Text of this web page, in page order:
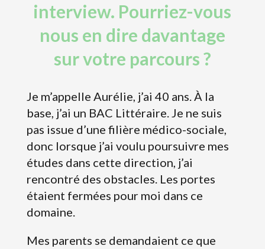
interview. Pourriez-vous
nous en dire davantage
sur votre parcours ?
Je m’appelle Aurélie, j’ai 40 ans. À la
base, j’ai un BAC Littéraire. Je ne suis
pas issue d’une filière médico-sociale,
donc lorsque j’ai voulu poursuivre mes
études dans cette direction, j’ai
rencontré des obstacles. Les portes
étaient fermées pour moi dans ce
domaine.
Mes parents se demandaient ce que